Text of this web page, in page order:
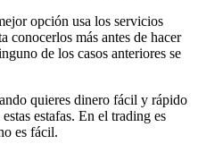
opción usa los servicios
conocerlos más antes de hacer
de los casos anteriores se
quieres dinero fácil y rápido
estafas. En el trading es
es fácil.